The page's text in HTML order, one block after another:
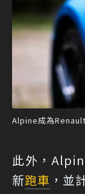
Alpine成為
此外，
新跑車 ，並